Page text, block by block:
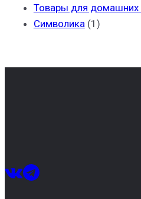
Товары для
Символика(1)